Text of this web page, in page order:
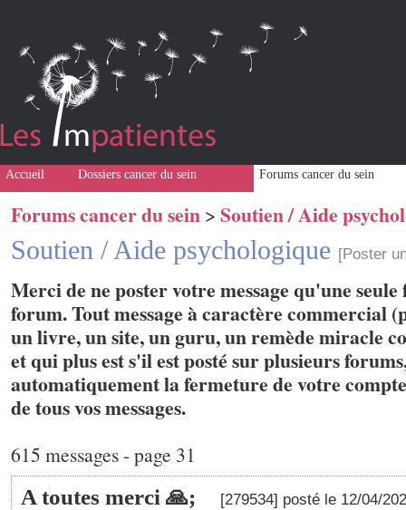
Accueil Dossiers cancer du sein Forums cancer du sein
Forums cancer du sein > Soutien / Aide
Soutien / Aide psychologique [Poster
Merci de ne poster votre message qu'une seule
forum. Tout message à caractère commercial
un livre, un site, un guru, un remède miracle
et qui plus est s'il est posté sur plusieurs
automatiquement la fermeture de votre
de tous vos messages.
615 messages - page 31
A toutes merci 🙏;
[279534] posté le 12/04/